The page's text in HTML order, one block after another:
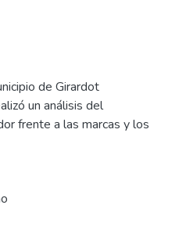
de Girardot
un análisis del
frente a las marcas y los